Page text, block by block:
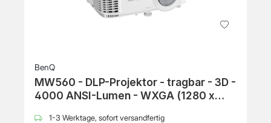
BenQ
MW560 - DLP-Projektor - tragbar - 3D -
4000 ANSI-Lumen - WXGA (1280 x
1-3 Werktage, sofort versandfertig